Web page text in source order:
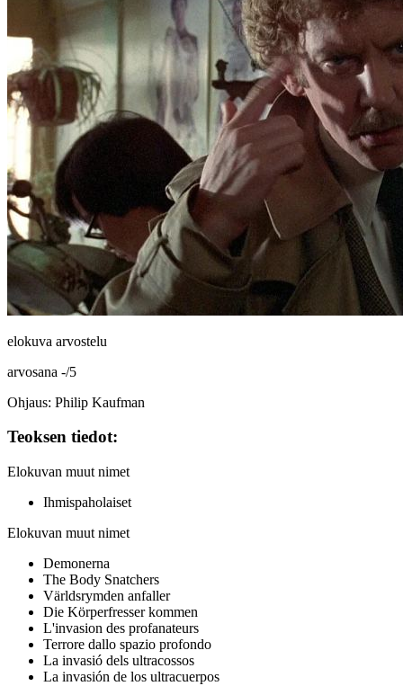
elokuva arvostelu
arvosana -/5
Ohjaus: Philip Kaufman
Teoksen tiedot:
Elokuvan muut nimet
Ihmispaholaiset
Elokuvan muut nimet
Demonerna
The Body Snatchers
Världsrymden anfaller
Die Körperfresser kommen
L'invasion des profanateurs
Terrore dallo spazio profondo
La invasió dels ultracossos
La invasión de los ultracuerpos